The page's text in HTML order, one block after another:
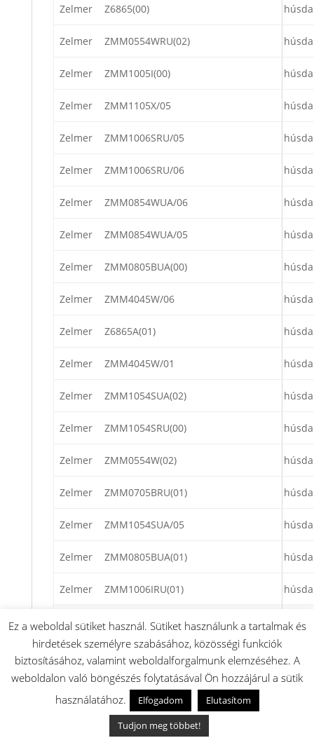
Zelmer Z6865(00)
Zelmer ZMM0554WRU(02)
Zelmer ZMM1005I(00)
Zelmer ZMM1105X/05
Zelmer ZMM1006SRU/05
Zelmer ZMM1006SRU/06
Zelmer ZMM0854WUA/06
Zelmer ZMM0854WUA/05
Zelmer ZMM0805BUA(00)
Zelmer ZMM4045W/06
Zelmer Z6865A(01)
Zelmer ZMM4045W/01
Zelmer ZMM1054SUA(02)
Zelmer ZMM1054SRU(00)
Zelmer ZMM0554W(02)
Zelmer ZMM0705BRU(01)
Zelmer ZMM1054SUA/05
Zelmer ZMM0805BUA(01)
Zelmer ZMM1006IRU(01)
Zelmer ZMM1005BRU(02)
Zelmer Z6865A(00)
Zelmer ZMM0805WRU(02)
ZMM1006LRU/05
Ez a weboldal sütiket használ. Sütiket használunk a tartalmak és
hirdetések személyre szabásához, közösségi funkciók
biztosításához, valamint weboldalforgalmunk elemzéséhez. A
weboldalon való böngészés folytatásával Ön hozzájárul a sütik
használatához.
Elfogadom
Elutasítom
Tudjon meg többet!